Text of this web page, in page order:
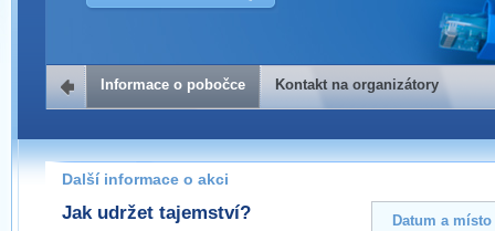
Kontakt na organizátory
Pokud máte jakýkoliv dotaz na organizátory této akce,
prosím neváhejte nás kontaktovat na e-mailu:
praha@wug.cz
Informace o pobočce Kontakt na organizátory
Další informace o akci
Jak udržet tajemství? Datum a